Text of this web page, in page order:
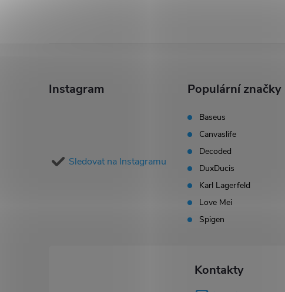
Instagram
Sledovat na Instagramu
Populární značky
Baseus
Canvaslife
Decoded
DuxDucis
Karl Lagerfeld
Love Mei
Spigen